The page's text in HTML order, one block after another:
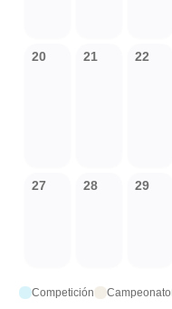
20 21 22
27 28 29
Competición Campeonato